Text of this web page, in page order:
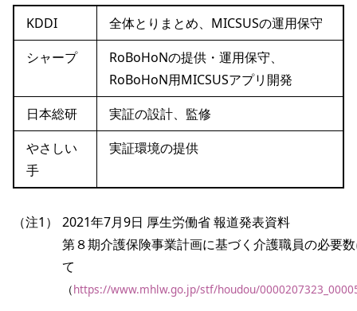
KDDI
全体とりまとめ、MICSUSの運用保守
シャープ
RoBoHoNの提供・運用保守、
RoBoHoN用MICSUSアプリ開発
日本総研
実証の設計、監修
やさしい
手
実証環境の提供
（注1）
2021年7月9日 厚生労働省 報道発表資料
第８期介護保険事業計画に基づく介護職員の必要
て
（https://www.mhlw.go.jp/stf/houdou/